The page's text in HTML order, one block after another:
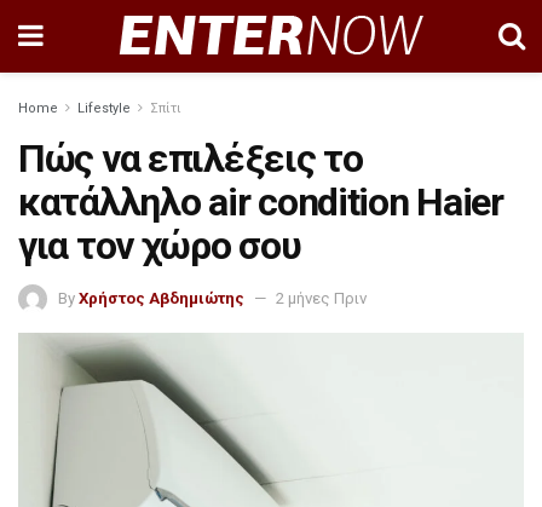
Home Lifestyle Σπίτι
Πώς να επιλέξεις το
κατάλληλο air condition Haier
για τον χώρο σου
By Χρήστος Αβδημιώτης 2 μήνες Πριν